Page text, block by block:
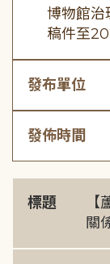
博物館治
稿件至
發布單位
發佈時間
標題
關